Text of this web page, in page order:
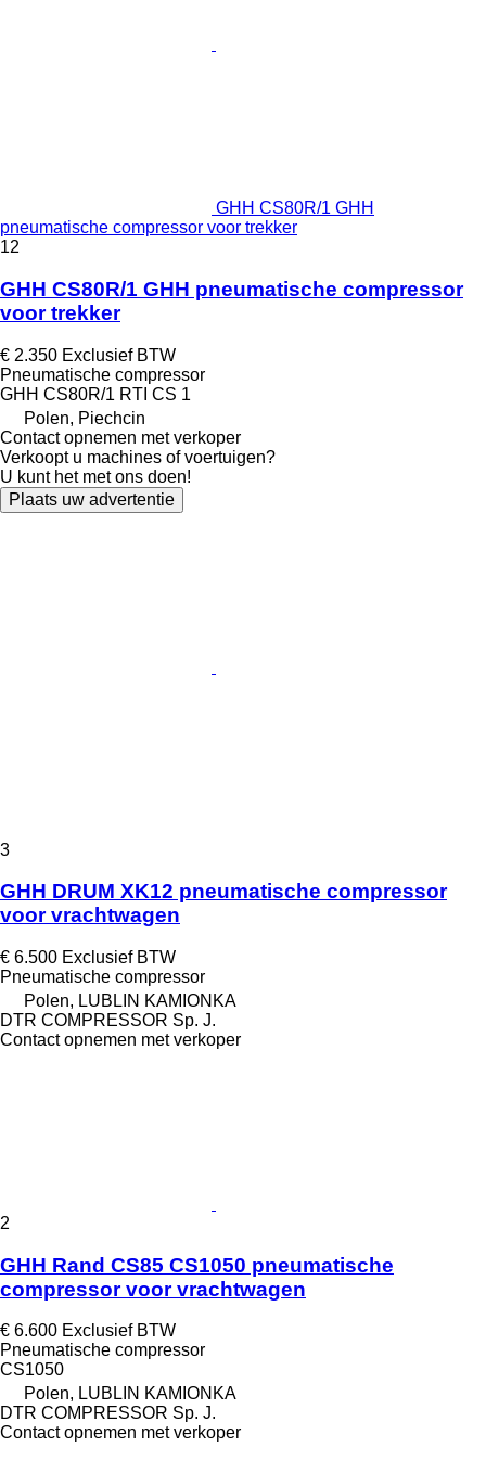
GHH CS80R/1 GHH
pneumatische compressor voor trekker
12
GHH CS80R/1 GHH pneumatische compressor
voor trekker
€ 2.350 Exclusief BTW
Pneumatische compressor
GHH CS80R/1 RTI CS 1
Polen, Piechcin
Contact opnemen met verkoper
Verkoopt u machines of voertuigen?
U kunt het met ons doen!
Plaats uw advertentie
3
GHH DRUM XK12 pneumatische compressor
voor vrachtwagen
€ 6.500 Exclusief BTW
Pneumatische compressor
Polen, LUBLIN KAMIONKA
DTR COMPRESSOR Sp. J.
Contact opnemen met verkoper
2
GHH Rand CS85 CS1050 pneumatische
compressor voor vrachtwagen
€ 6.600 Exclusief BTW
Pneumatische compressor
CS1050
Polen, LUBLIN KAMIONKA
DTR COMPRESSOR Sp. J.
Contact opnemen met verkoper